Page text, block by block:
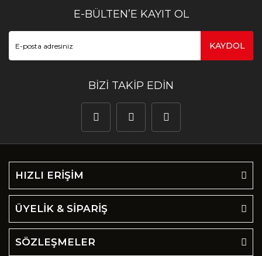
E-BÜLTEN’E KAYIT OL
KAYDOL
BİZİ TAKİP EDİN
HIZLI ERİŞİM
ÜYELİK & SİPARİŞ
SÖZLEŞMELER